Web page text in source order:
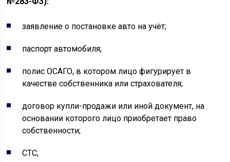
заявление о постановке авто на учёт;
паспорт автомобиля;
полис ОСАГО, в котором лицо фигурирует в
качестве собственника или страхователя;
договор купли-продажи или иной документ, на
основании которого лицо приобретает право
собственности;
СТС;